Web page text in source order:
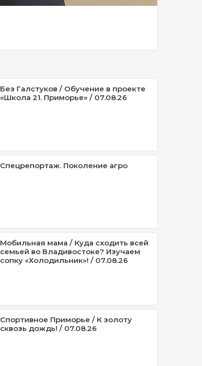
Без Галстуков / Обучение в проекте
«Школа 21. Приморье» / 07.08.26
Спецрепортаж. Поколение агро
Мобильная мама / Куда сходить всей
семьей во Владивостоке? Изучаем
сопку «Холодильник»! / 07.08.26
Спортивное Приморье / К золоту
сквозь дождь! / 07.08.26